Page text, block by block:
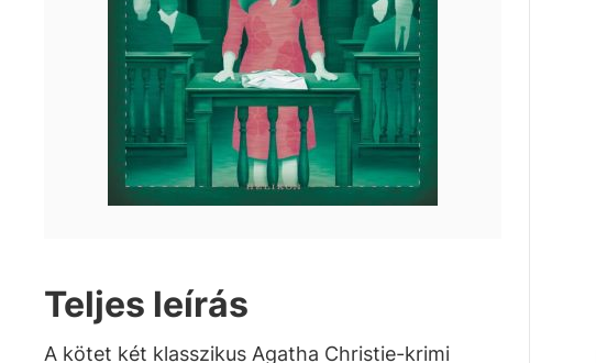
Teljes leírás
A kötet két klasszikus Agatha Christie-krimi